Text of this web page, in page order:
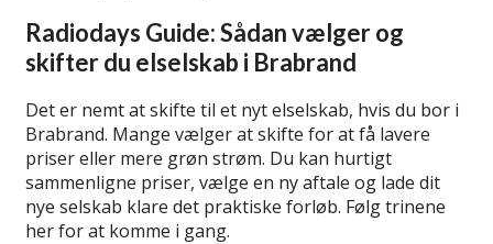
Radiodays Guide: Sådan vælger og
skifter du elselskab i Brabrand
Det er nemt at skifte til et nyt elselskab, hvis du bor i
Brabrand. Mange vælger at skifte for at få lavere
priser eller mere grøn strøm. Du kan hurtigt
sammenligne priser, vælge en ny aftale og lade dit
nye selskab klare det praktiske forløb. Følg trinene
her for at komme i gang.